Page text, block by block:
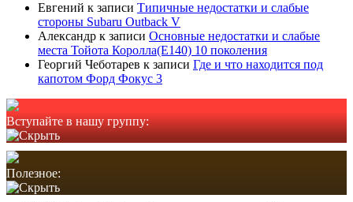
Евгений к записи Типичные недостатки и слабые
стороны Subaru Outback V
Александр к записи Основные недостатки и слабые
места Тойота Королла(Е140) 10 поколения
Георгий Чеботарев к записи Где и что находится под
капотом Форд Фокус 3
Вступайте в нашу группу:
Полезное: